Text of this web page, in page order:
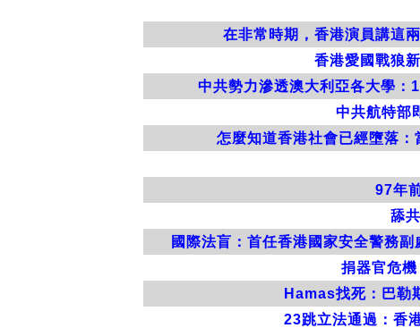
在非常時期，香港演員講這
香港愛國戰狼
中共勢力滲透澳大利亞各大學：
中共航特部
怎麼知道香港社會已經墮落：
97年
舔
國際法盲：首任香港國家安全警務
捐器官危
Hamas找死：巴勒
23跳立法通過：香